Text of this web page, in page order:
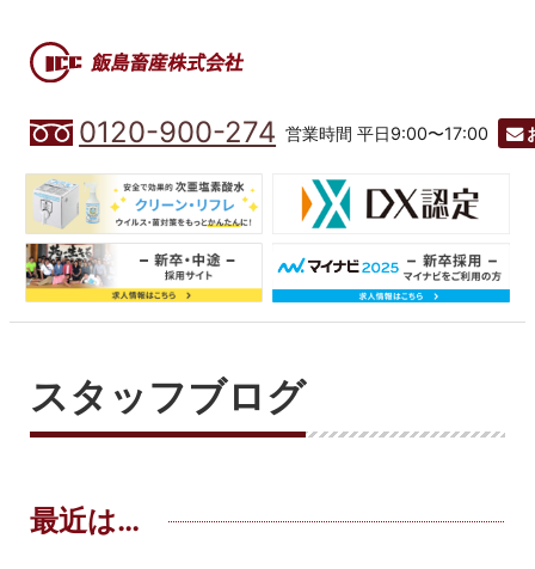
0120-900-274 営業時間 平日9:00〜17:00
スタッフブログ
最近は…